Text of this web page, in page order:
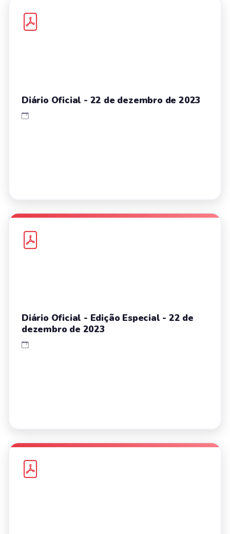
Diário Oficial - 22 de dezembro de 2023
Diário Oficial - Edição Especial - 22 de
dezembro de 2023